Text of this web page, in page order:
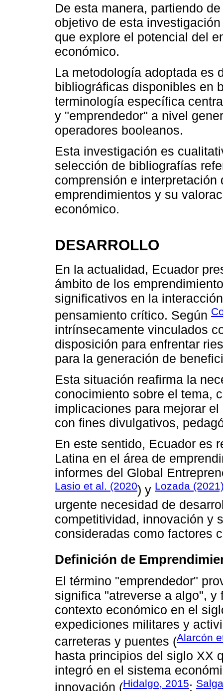
De esta manera, partiendo
objetivo de esta
que explore el potencial del
económico.
La metodología adoptada es
bibliográficas disponibles en
terminología específica
y "emprendedor" a nivel
operadores booleanos.
Esta investigación es
selección de bibliografías
comprensión e
emprendimientos y su
económico.
DESARROLLO
En la actualidad, Ecuador
ámbito de los
significativos en la
pensamiento crítico. Según
intrínsecamente vinculados
disposición para enfrentar
para la generación de
Esta situación reafirma la
conocimiento sobre el tema,
implicaciones para mejorar
con fines divulgativos,
En este sentido, Ecuador es
Latina en el área de
informes del Global
Lasio et al. (2020) y Lozada
urgente necesidad de
competitividad, innovación y
consideradas como factores
Definición de
El término "emprendedor"
significa "atreverse a algo",
contexto económico en el
expediciones militares y
carreteras y puentes (Alarcón
hasta principios del siglo XX
integró en el sistema
innovación (Hidalgo, 2015;